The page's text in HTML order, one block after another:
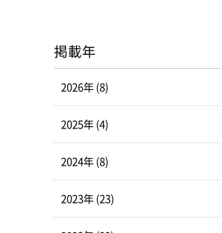
掲載年
2026年 (8)
2025年 (4)
2024年 (8)
2023年 (23)